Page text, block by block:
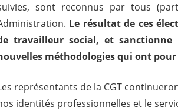
sont reconnus par tous
Le résultat de ces
travailleur social, et
méthodologies qui ont
représentants de la CGT
identités professionnelles et le